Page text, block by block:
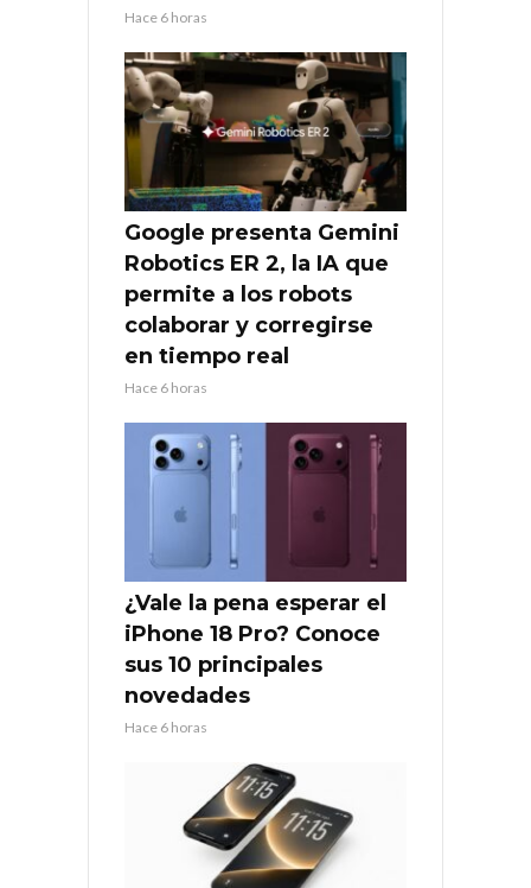
Hace 6 horas
Google presenta Gemini
Robotics ER 2, la IA que
permite a los robots
colaborar y corregirse
en tiempo real
Hace 6 horas
¿Vale la pena esperar el
iPhone 18 Pro? Conoce
sus 10 principales
novedades
Hace 6 horas